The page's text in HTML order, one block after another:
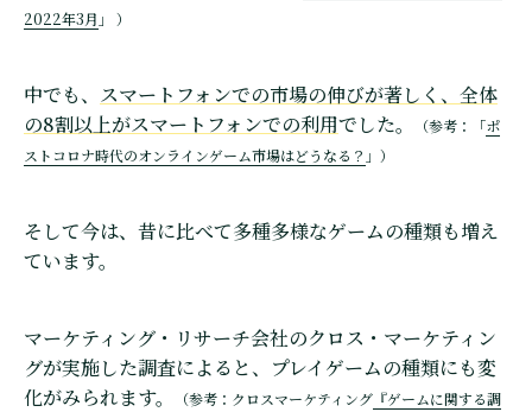
2022年3月 」 ）
中でも、 スマートフォンでの市場の伸びが著しく、全体
の8割以上がスマートフォンでの利用でした。 （参考：「ポ
ストコロナ時代のオンラインゲーム市場はどうなる？ 」）
そして今は、昔に比べて多種多様なゲームの種類も増え
ています。
マーケティング・リサーチ会社のクロス・マーケティン
グが実施した調査によると、プレイゲームの種類にも変
化がみられます。
（参考：クロスマーケティング 『ゲームに関する調